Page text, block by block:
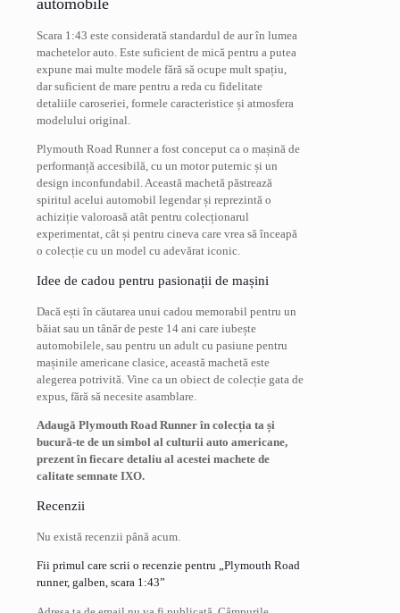
Scara 1:43 este considerată standardul de aur în lumea
machetelor auto. Este suficient de mică pentru a putea
expune mai multe modele fără să ocupe mult spațiu,
dar suficient de mare pentru a reda cu fidelitate
detaliile caroseriei, formele caracteristice și atmosfera
modelului original.
Plymouth Road Runner a fost conceput ca o mașină de
performanță accesibilă, cu un motor puternic și un
design inconfundabil. Această machetă păstrează
spiritul acelui automobil legendar și reprezintă o
achiziție valoroasă atât pentru colecționarul
experimentat, cât și pentru cineva care vrea să înceapă
o colecție cu un model cu adevărat iconic.
Idee de cadou pentru pasionații de mașini
Dacă ești în căutarea unui cadou memorabil pentru un
băiat sau un tânăr de peste 14 ani care iubește
automobilele, sau pentru un adult cu pasiune pentru
mașinile americane clasice, această machetă este
alegerea potrivită. Vine ca un obiect de colecție gata de
expus, fără să necesite asamblare.
Adaugă Plymouth Road Runner în colecția ta și
bucură-te de un simbol al culturii auto americane,
prezent în fiecare detaliu al acestei machete de
calitate semnate IXO.
Recenzii
Nu există recenzii până acum.
Fii primul care scrii o recenzie pentru „Plymouth Road
runner, galben, scara 1:43”